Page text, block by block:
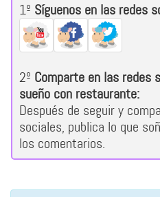
1º Síguenos en las redes
2º Comparte en las redes
sueño con restaurante:
Después de seguir y
sociales, publica lo que
los comentarios.